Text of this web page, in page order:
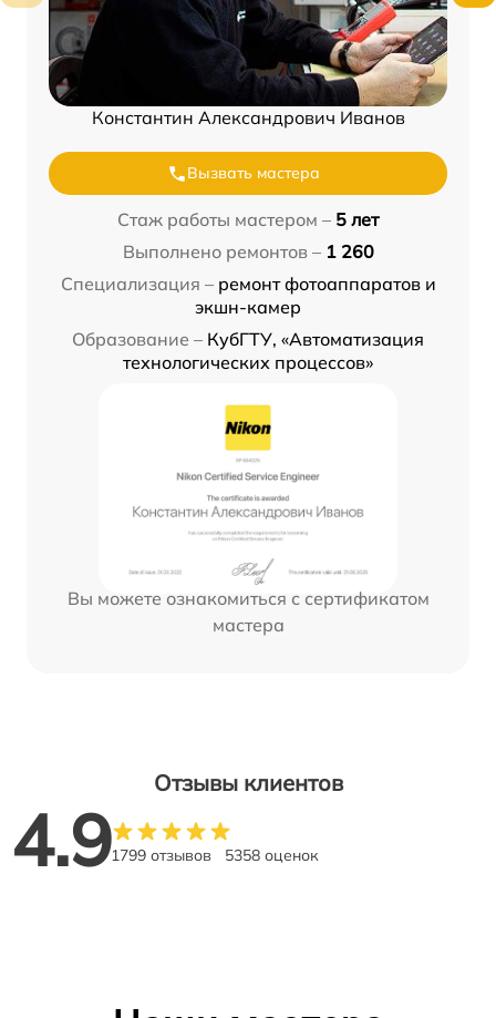
Константин Александрович Иванов
Вызвать мастера
Стаж работы мастером – 5 лет
Выполнено ремонтов – 1 260
Специализация – ремонт фотоаппаратов и
экшн-камер
Образование – КубГТУ, «Автоматизация
технологических процессов»
Вы можете ознакомиться с сертификатом
мастера
Отзывы клиентов
4.91799 отзывов 5358 оценок